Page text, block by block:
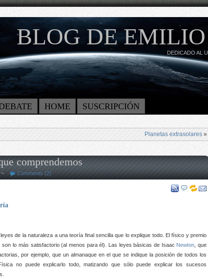
BLOG DE
DEDICADO AL
HOME SUSCRIPCIÓN
Planetas extrasolares »
comprendemos
Comments (2)
de la naturaleza a una teoría final sencilla que lo explique todo. El físico y premio
lo más satisfactorio (al menos para él). Las leyes básicas de Isaac Newton , que
por ejemplo, que un almanaque en el que se indique la posición de todos los
no puede explicarlo todo, matizando que sólo puede explicar los sucesos